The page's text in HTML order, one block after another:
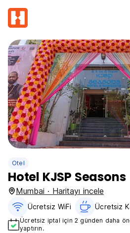
Otel
Hotel KJSP Seasons
Mumbai · Haritayı incele
Ücretsiz WiFi Ücretsiz
Ücretsiz iptal için 2 günden daha
yaptırın.